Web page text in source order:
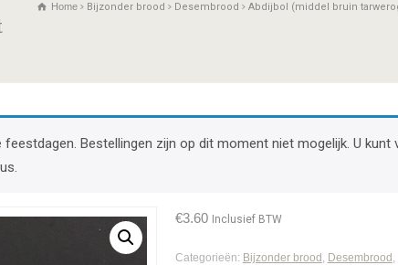
Home Bijzonder brood Desembrood Abdijbol (middel bruin
Bestellingen zijn op dit moment niet mogelijk. U
€3.60 Inclusief BTW
Categorieën: Bijzonder brood , Desembrood ,